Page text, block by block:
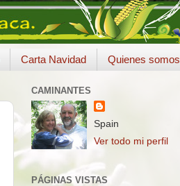
Carta Navidad Quienes somos
CAMINANTES
Spain
Ver todo mi perfil
PÁGINAS VISTAS